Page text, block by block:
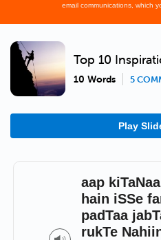
email communications, which
Top 10
10 Words 5
Play
aap
hain iSSe
padTaa
rukTe